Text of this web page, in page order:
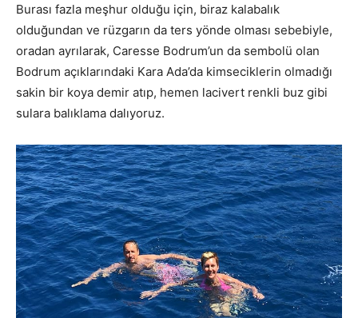
Burası fazla meşhur olduğu için, biraz kalabalık
olduğundan ve rüzgarın da ters yönde olması sebebiyle,
oradan ayrılarak, Caresse Bodrum’un da sembolü olan
Bodrum açıklarındaki Kara Ada’da kimseciklerin olmadığı
sakin bir koya demir atıp, hemen lacivert renkli buz gibi
sulara balıklama dalıyoruz.